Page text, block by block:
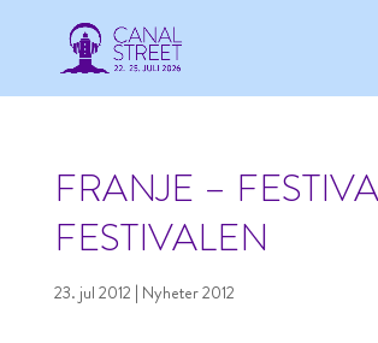
FRANJE –
FESTIVALEN
23. jul 2012 | Nyheter 2012